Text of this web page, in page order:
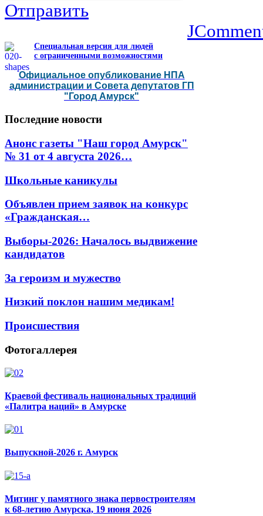
Отправить
Специальная версия для людей
с ограниченными возможностями
Официальное опубликование НПА
администрации и Совета депутатов ГП
"Город Амурск"
Последние новости
Анонс газеты "Наш город Амурск"
№ 31 от 4 августа 2026…
Школьные каникулы
Объявлен прием заявок на конкурс
«Гражданская…
Выборы-2026: Началось выдвижение
кандидатов
За героизм и мужество
Низкий поклон нашим медикам!
Происшествия
Фотогаллерея
Краевой фестиваль национальных традиций
«Палитра наций» в Амурске
Выпускной-2026 г. Амурск
Митинг у памятного знака первостроителям
к 68-летию Амурска, 19 июня 2026